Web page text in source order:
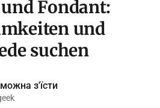
Fondant:
und
suchen
з'їсти